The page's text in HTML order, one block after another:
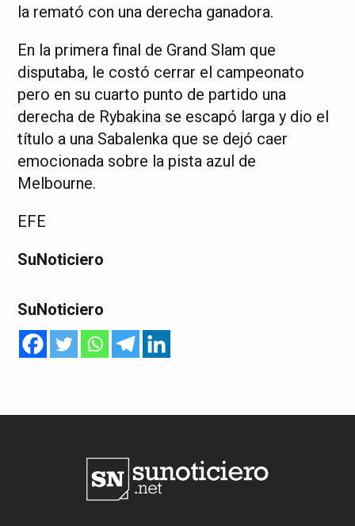
la remató con una derecha ganadora.
En la primera final de Grand Slam que
disputaba, le costó cerrar el campeonato
pero en su cuarto punto de partido una
derecha de Rybakina se escapó larga y dio el
título a una Sabalenka que se dejó caer
emocionada sobre la pista azul de
Melbourne.
EFE
SuNoticiero
SuNoticiero